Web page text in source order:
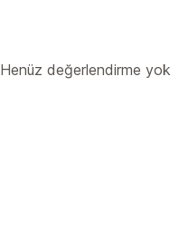
Henüz değerlendirme yok